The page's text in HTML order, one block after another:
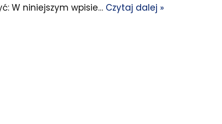
W niniejszym wpisie… Czytaj dalej »